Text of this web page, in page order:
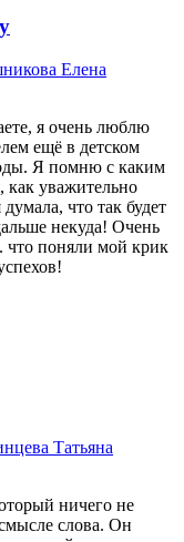
Елена
я очень люблю
ещё в детском
Я помню с каким
как уважительно
что так будет
некуда! Очень
что поняли мой крик
Татьяна
ничего не
слова. Он